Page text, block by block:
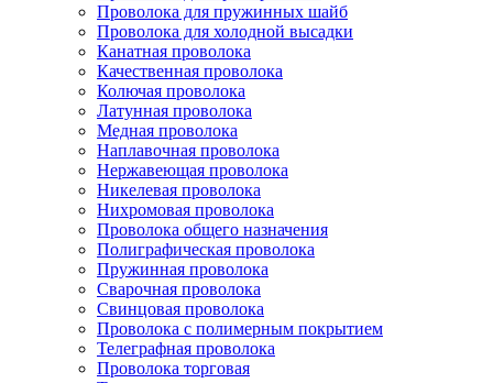
Проволока для пружинных шайб
Проволока для холодной высадки
Канатная проволока
Качественная проволока
Колючая проволока
Латунная проволока
Медная проволока
Наплавочная проволока
Нержавеющая проволока
Никелевая проволока
Нихромовая проволока
Проволока общего назначения
Полиграфическая проволока
Пружинная проволока
Сварочная проволока
Свинцовая проволока
Проволока с полимерным покрытием
Телеграфная проволока
Проволока торговая